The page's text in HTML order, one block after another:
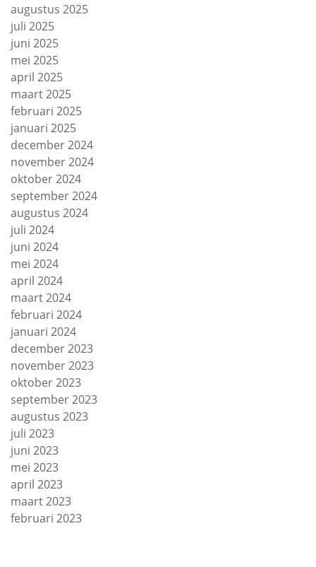
augustus 2025
juli 2025
juni 2025
mei 2025
april 2025
maart 2025
februari 2025
januari 2025
december 2024
november 2024
oktober 2024
september 2024
augustus 2024
juli 2024
juni 2024
mei 2024
april 2024
maart 2024
februari 2024
januari 2024
december 2023
november 2023
oktober 2023
september 2023
augustus 2023
juli 2023
juni 2023
mei 2023
april 2023
maart 2023
februari 2023